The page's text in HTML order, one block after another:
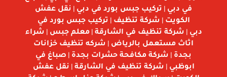
في دبي
تركيب جبس بورد في دبي
نقل عفش
الكويت
شركة تنظيف
تركيب جبس بورد في
دبي
شركة تنظيف في الشارقة |معلم جبس
شراء
اثاث مستعمل بالرياض
شركه تنظيف خزانات
بجدة
شركة مكافحة حشرات بجدة
صباغ في
ابوظبي
شركة تنظيف في الشارقة
نقل عفش